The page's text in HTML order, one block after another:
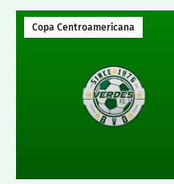
Copa Centroamericana